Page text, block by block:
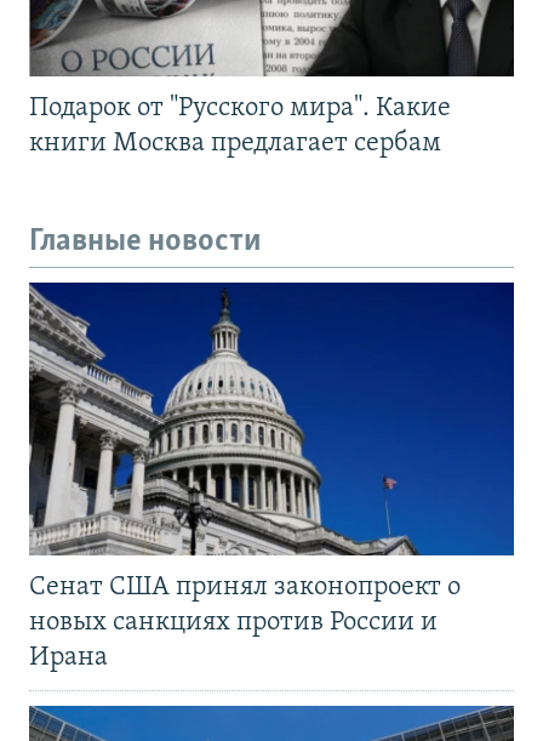
Подарок от "Русского мира". Какие
книги Москва предлагает сербам
Главные новости
Сенат США принял законопроект о
новых санкциях против России и
Ирана